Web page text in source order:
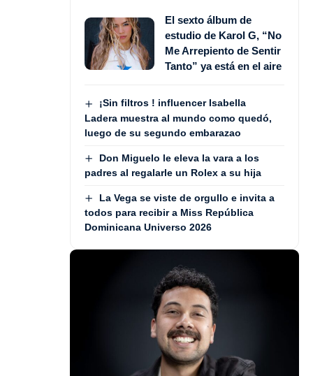
El sexto álbum de
estudio de Karol G, “No
Me Arrepiento de Sentir
Tanto” ya está en el aire
¡Sin filtros ! influencer Isabella
Ladera muestra al mundo como quedó,
luego de su segundo embarazao
Don Miguelo le eleva la vara a los
padres al regalarle un Rolex a su hija
La Vega se viste de orgullo e invita a
todos para recibir a Miss República
Dominicana Universo 2026